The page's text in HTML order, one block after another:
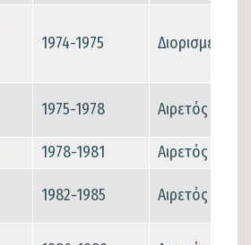
1974-1975 Διορισμένος
1975-1978 Αιρετός
1978-1981
Αιρετός
1982-1985 Αιρετός